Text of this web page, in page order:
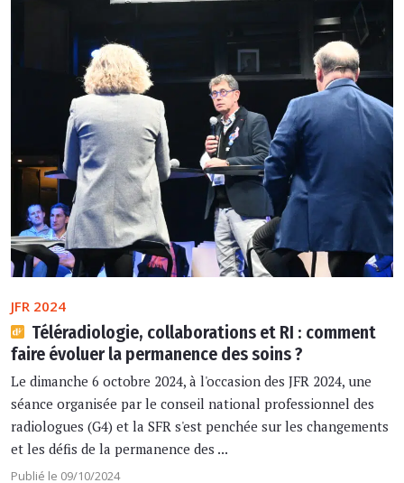
JFR 2024
Téléradiologie, collaborations et RI : comment
faire évoluer la permanence des soins ?
Le dimanche 6 octobre 2024, à l'occasion des JFR 2024, une
séance organisée par le conseil national professionnel des
radiologues (G4) et la SFR s'est penchée sur les changements
et les défis de la permanence des ...
Publié le 09/10/2024